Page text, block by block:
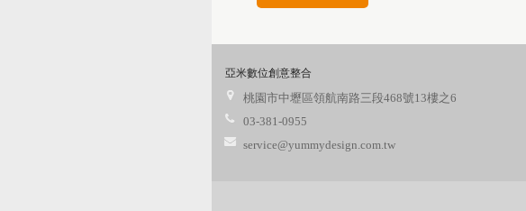
亞米數位創意整合
桃園市中壢區領航南路三段468號13樓之6
03-381-0955
service@yummydesign.com.tw